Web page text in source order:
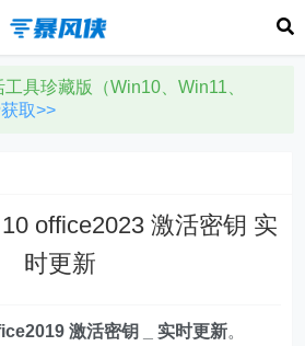
具珍藏版（Win10、Win11、
取>>
office2023 激活密钥 实
时更新
激活密钥 _ 实时更新。